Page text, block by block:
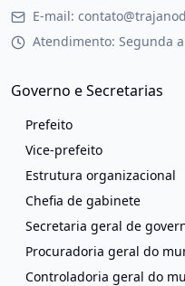
E-mail:
Atendimento: Segunda
Governo e Secretarias
Prefeito
Vice-prefeito
Estrutura organizacional
Chefia de gabinete
Secretaria geral de
Procuradoria geral do
Controladoria geral do